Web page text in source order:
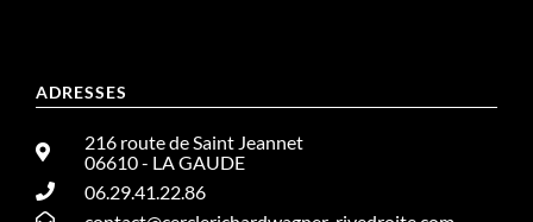
ADRESSES
216 route de Saint Jeannet
06610 - LA GAUDE
06.29.41.22.86